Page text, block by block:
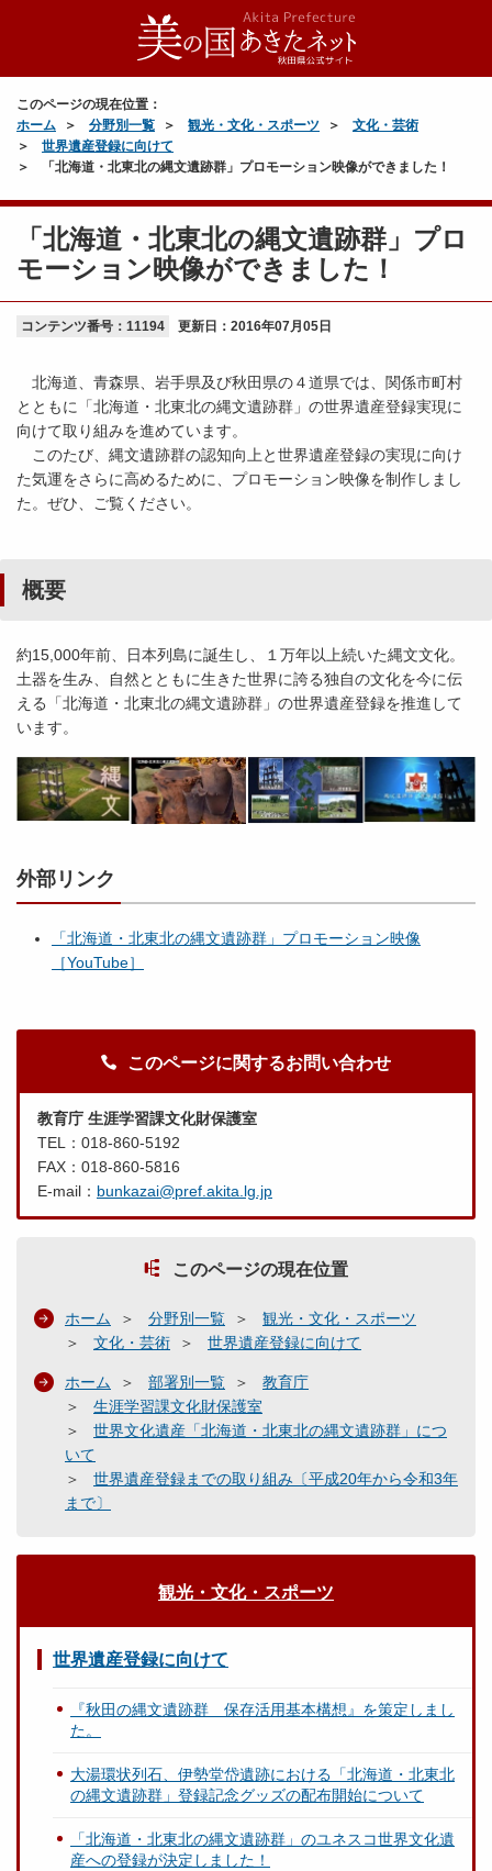
このページの現在位置：
ホーム
分野別一覧 観光・文化・スポーツ
文化・芸術
世界遺産登録に向けて
「北海道・北東北の縄文遺跡群」プロモーション映像ができました！
「北海道・北東北の縄文遺跡群」プロ
モーション映像ができました！
コンテンツ番号：11194 更新日： 2016年07月05日
北海道、青森県、岩手県及び秋田県の４道県では、関係市町村
とともに「北海道・北東北の縄文遺跡群」の世界遺産登録実現に
向けて取り組みを進めています。
このたび、縄文遺跡群の認知向上と世界遺産登録の実現に向け
た気運をさらに高めるために、プロモーション映像を制作しまし
た。ぜひ、ご覧ください。
概要
約15,000年前、日本列島に誕生し、１万年以上続いた縄文文化。
土器を生み、自然とともに生きた世界に誇る独自の文化を今に伝
える「北海道・北東北の縄文遺跡群」の世界遺産登録を推進して
います。
外部リンク
「北海道・北東北の縄文遺跡群」プロモーション映像
［YouTube］
このページに関するお問い合わせ
教育庁 生涯学習課文化財保護室
TEL：018-860-5192
FAX：018-860-5816
E-mail： bunkazai@pref.akita.lg.jp
このページの現在位置
ホーム 分野別一覧
観光・文化・スポーツ
文化・芸術
世界遺産登録に向けて
ホーム 部署別一覧
教育庁
生涯学習課文化財保護室
世界文化遺産「北海道・北東北の縄文遺跡群」につ
いて
世界遺産登録までの取り組み〔平成20年から令和3年
まで〕
観光・文化・スポーツ
世界遺産登録に向けて
『秋田の縄文遺跡群 保存活用基本構想』を策定しまし
た。
大湯環状列石、伊勢堂岱遺跡における「北海道・北東北
の縄文遺跡群」登録記念グッズの配布開始について
「北海道・北東北の縄文遺跡群」のユネスコ世界文化遺
産への登録が決定しました！